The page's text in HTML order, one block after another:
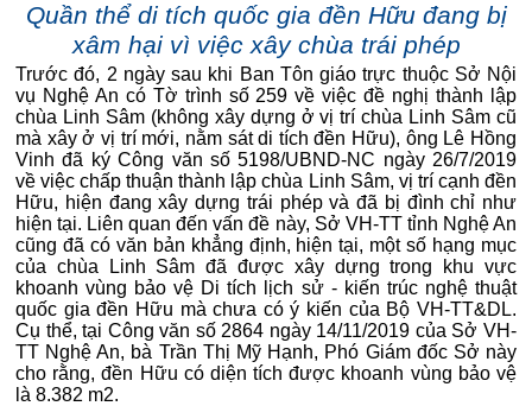
Quần thể di tích quốc gia đền Hữu đang bị
xâm hại vì việc xây chùa trái phép
Trước đó, 2 ngày sau khi Ban Tôn giáo trực thuộc Sở Nội
vụ Nghệ An có Tờ trình số 259 về việc đề nghị thành lập
chùa Linh Sâm (không xây dựng ở vị trí chùa Linh Sâm cũ
mà xây ở vị trí mới, nằm sát di tích đền Hữu), ông Lê Hồng
Vinh đã ký Công văn số 5198/UBND-NC ngày 26/7/2019
về việc chấp thuận thành lập chùa Linh Sâm, vị trí cạnh đền
Hữu, hiện đang xây dựng trái phép và đã bị đình chỉ như
hiện tại. Liên quan đến vấn đề này, Sở VH-TT tỉnh Nghệ An
cũng đã có văn bản khẳng định, hiện tại, một số hạng mục
của chùa Linh Sâm đã được xây dựng trong khu vực
khoanh vùng bảo vệ Di tích lịch sử - kiến trúc nghệ thuật
quốc gia đền Hữu mà chưa có ý kiến của Bộ VH-TT&DL.
Cụ thể, tại Công văn số 2864 ngày 14/11/2019 của Sở VH-
TT Nghệ An, bà Trần Thị Mỹ Hạnh, Phó Giám đốc Sở này
cho rằng, đền Hữu có diện tích được khoanh vùng bảo vệ
là 8.382 m2.